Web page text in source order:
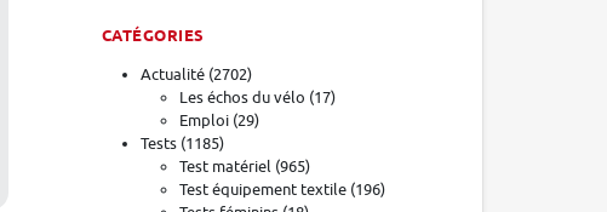
CATÉGORIES
Actualité (2702)
Les échos du vélo (17)
Emploi (29)
Tests (1185)
Test matériel (965)
Test équipement textile (196)